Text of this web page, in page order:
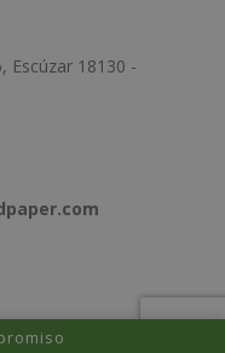
Escúzar 18130 -